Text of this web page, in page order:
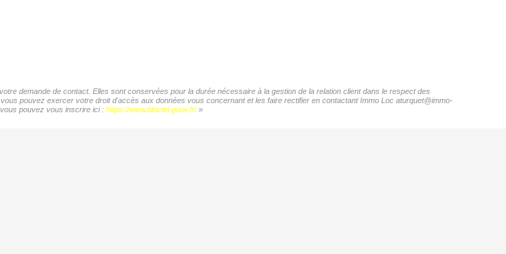
demande de contact. Elles sont conservées pour la durée nécessaire à la gestion de la relation client dans le respect des
pouvez exercer votre droit d'accès aux données vous concernant et les faire rectifier en contactant Immo Loc aturquet@immo-
pouvez vous inscrire ici : https://www.bloctel.gouv.fr/»